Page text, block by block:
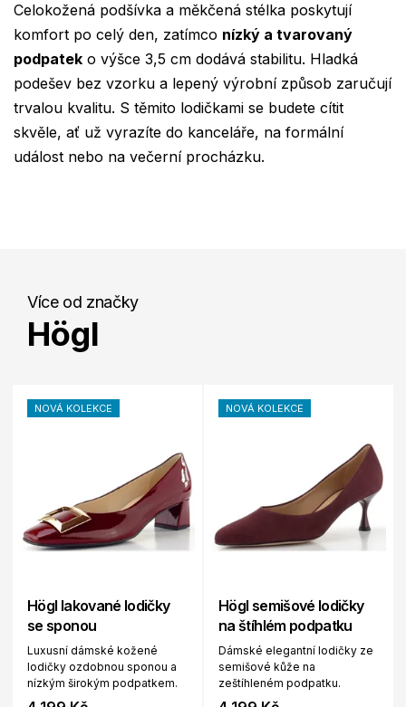
Celokožená podšívka a měkčená stélka poskytují
komfort po celý den, zatímco nízký a tvarovaný
podpatek o výšce 3,5 cm dodává stabilitu. Hladká
podešev bez vzorku a lepený výrobní způsob zaručují
trvalou kvalitu. S těmito lodičkami se budete cítit
skvěle, ať už vyrazíte do kanceláře, na formální
událost nebo na večerní procházku.
Více od značky
Högl
NOVÁ KOLEKCE
Högl lakované lodičky
se sponou
Luxusní dámské kožené
lodičky ozdobnou sponou a
nízkým širokým podpatkem.
NOVÁ KOLEKCE
Högl semišové lodičky
na štíhlém podpatku
Dámské elegantní lodičky ze
semišové kůže na
zeštíhleném podpatku.